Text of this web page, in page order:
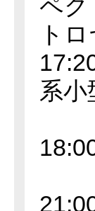
ペク
ト
系小